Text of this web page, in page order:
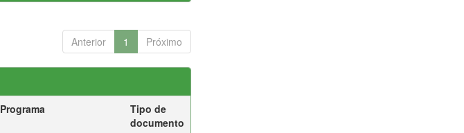
Anterior 1 Próximo
Programa
Tipo de
documento